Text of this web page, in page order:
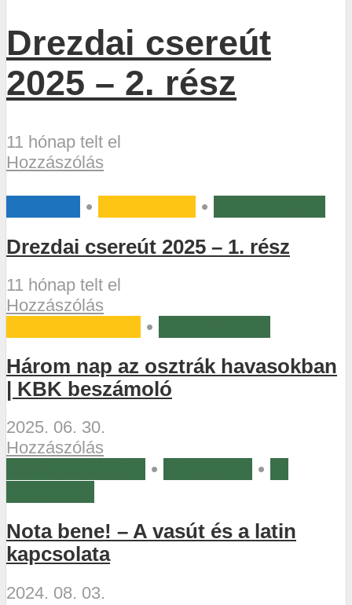
Drezdai csereút
2025 – 2. rész
11 hónap telt el
Hozzászólás
• •
Drezdai csereút 2025 – 1. rész
11 hónap telt el
Hozzászólás
•
Három nap az osztrák havasokban
| KBK beszámoló
2025. 06. 30.
Hozzászólás
• •
Nota bene! – A vasút és a latin
kapcsolata
2024. 08. 03.